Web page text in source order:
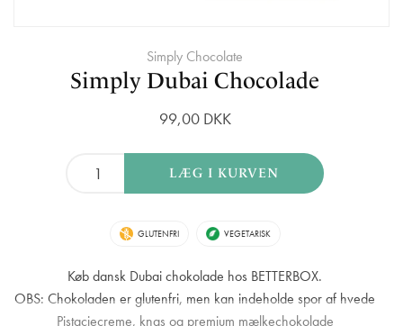
Simply Chocolate
Simply Dubai Chocolade
99,00 DKK
GLUTENFRI VEGETARISK
Køb dansk Dubai chokolade hos BETTERBOX.
OBS: Chokoladen er glutenfri, men kan indeholde spor af hvede
Pistaciecreme, knas og premium mælkechokolade